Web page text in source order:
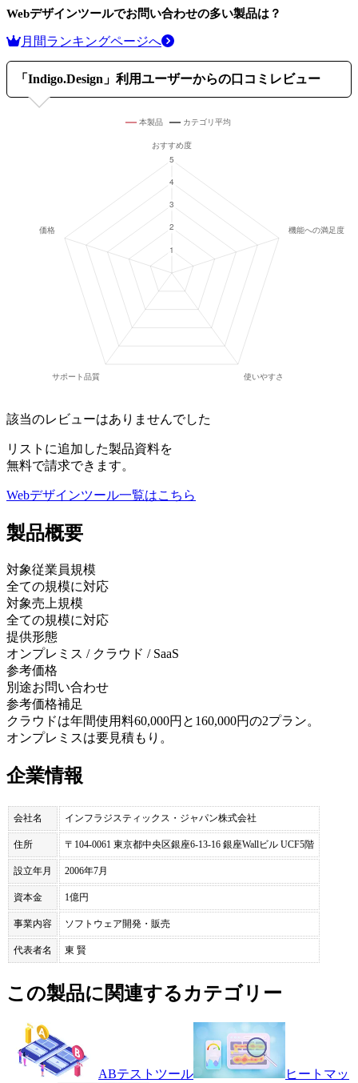
Webデザインツールでお問い合わせの多い製品は？
月間ランキングページへ
「 Indigo.Design 」利用ユーザーからの口コミレビュー
該当のレビューはありませんでした
リストに追加した製品資料を
無料で請求できます。
Webデザインツール一覧はこちら
製品概要
対象従業員規模
全ての規模に対応
対象売上規模
全ての規模に対応
提供形態
オンプレミス / クラウド / SaaS
参考価格
別途お問い合わせ
参考価格補足
クラウドは年間使用料60,000円と160,000円の2プラン。
オンプレミスは要見積もり。
企業情報
会社名 インフラジスティックス・ジャパン株式会社
住所 〒104-0061 東京都中央区銀座6-13-16 銀座Wallビル UCF5階
設立年月 2006年7月
資本金 1億円
事業内容 ソフトウェア開発・販売
代表者名 東 賢
この製品に関連するカテゴリー
ABテストツール ヒートマッ